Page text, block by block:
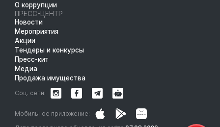
О коррупции
ПРЕСС-ЦЕНТР
Новости
Мероприятия
Акции
Тендеры и конкурсы
Пресс-кит
Медиа
Продажа имущества
Мобильное приложение:
Соц. сети: